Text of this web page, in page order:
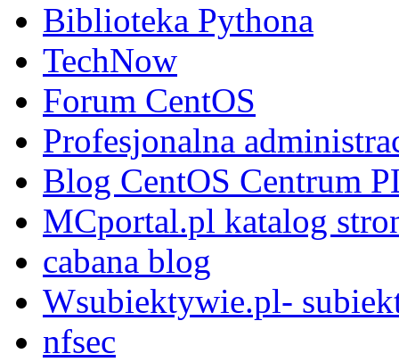
Biblioteka Pythona
TechNow
Forum CentOS
Profesjonalna
Blog CentOS Centrum
MCportal.pl katalog
cabana blog
Wsubiektywie.pl-
nfsec